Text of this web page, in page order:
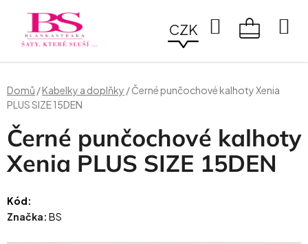
obsah
CZK
Hledat
Domů /Kabelky a doplňky /Černé punčochové kalhoty Xenia
PLUS SIZE 15DEN
Černé punčochové kalhoty
Xenia PLUS SIZE 15DEN
Kód:
Značka: BS